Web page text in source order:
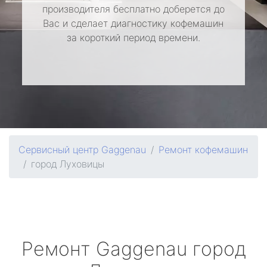
производителя бесплатно доберется до
Вас и сделает диагностику кофемашин
за короткий период времени.
Сервисный центр Gaggenau
Ремонт кофемашин
город Луховицы
Ремонт Gaggenau город